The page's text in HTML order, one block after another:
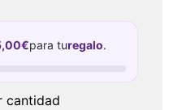
€para turegalo.
cantidad